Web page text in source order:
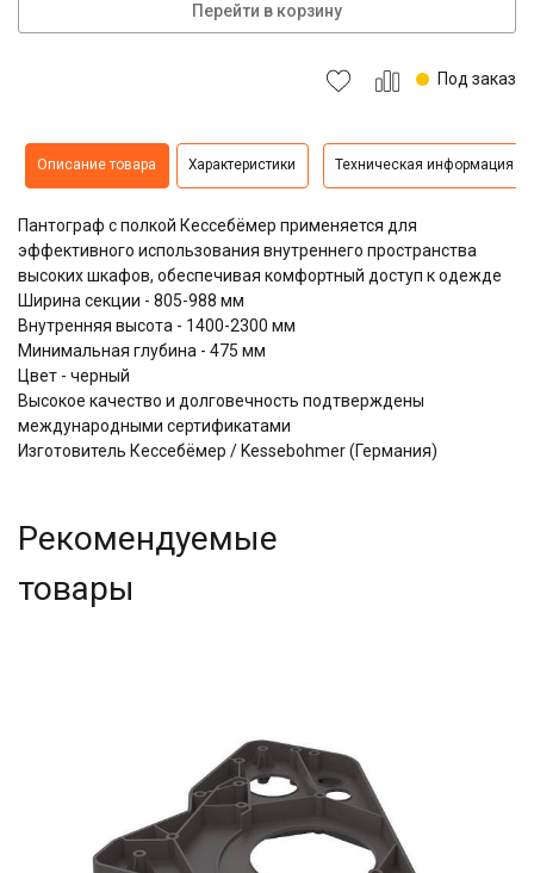
Перейти в корзину
Под заказ
Описание товара Характеристики Техническая информация
Пантограф с полкой Кессебёмер применяется для
эффективного использования внутреннего пространства
высоких шкафов, обеспечивая комфортный доступ к одежде
Ширина секции - 805-988 мм
Внутренняя высота - 1400-2300 мм
Минимальная глубина - 475 мм
Цвет - черный
Высокое качество и долговечность подтверждены
международными сертификатами
Изготовитель Кессебёмер / Kessebohmer (Германия)
Рекомендуемые
товары